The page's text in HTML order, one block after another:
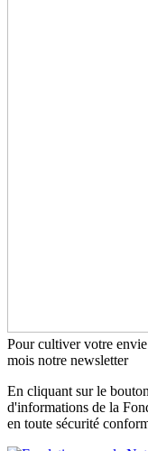
Pour cultiver votre
mois notre newsletter
En cliquant sur le
d'informations de la
en toute sécurité